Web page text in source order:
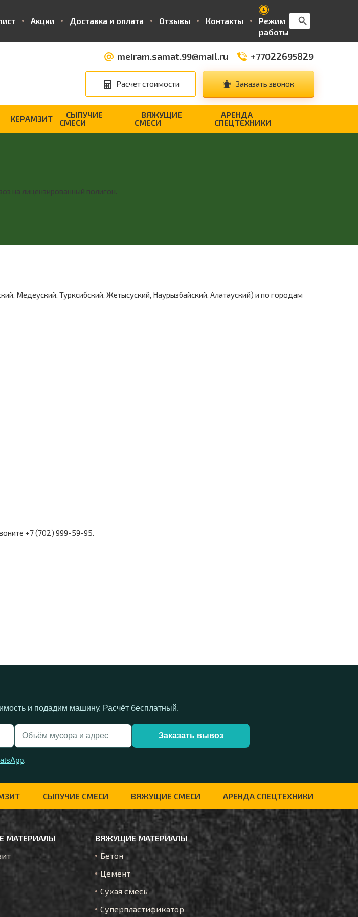
Акции Доставка и оплата Отзывы Контакты
Режим
работы
Search
for:
Search Button
meiram.samat.99@mail.ru +77022695829
Расчет стоимости Заказать звонок
КЕРАМЗИТ
СЫПУЧИЕ
СМЕСИ
ВЯЖУЩИЕ
СМЕСИ
АРЕНДА
СПЕЦТЕХНИКИ
на лицензированный полигон.
Медеуский, Турксибский, Жетысуский, Наурызбайский, Алатауский) и по городам
+7 (702) 999-59-95.
и подадим машину. Расчёт бесплатный.
Заказать вывоз
.
СЫПУЧИЕ СМЕСИ ВЯЖУЩИЕ СМЕСИ АРЕНДА СПЕЦТЕХНИКИ
МАТЕРИАЛЫ
ВЯЖУЩИЕ МАТЕРИАЛЫ
Бетон
Цемент
Сухая смесь
Суперпластификатор